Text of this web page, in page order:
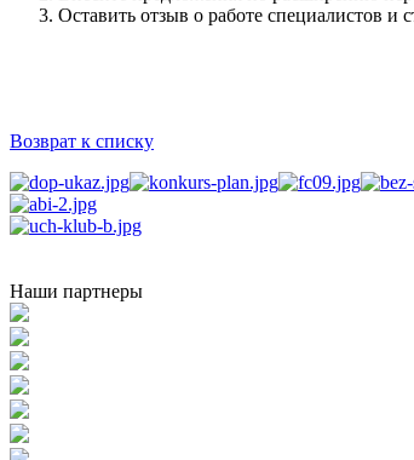
Оставить отзыв о работе
Возврат к списку
Наши партнеры